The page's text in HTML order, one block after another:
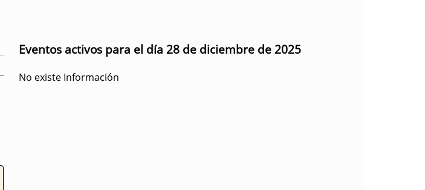
Eventos activos para el día 28 de diciembre de 2025
No existe Información